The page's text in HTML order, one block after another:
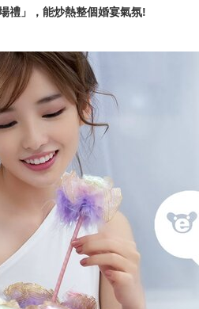
禮」，能炒熱整個婚宴氣氛!